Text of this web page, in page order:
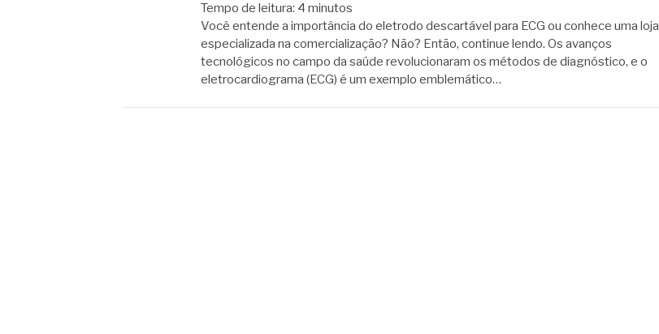
Tempo de leitura: 4 minutos
Você entende a importância do eletrodo descartável para ECG ou conhece uma loja
especializada na comercialização? Não? Então, continue lendo. Os avanços
tecnológicos no campo da saúde revolucionaram os métodos de diagnóstico, e o
eletrocardiograma (ECG) é um exemplo emblemático…